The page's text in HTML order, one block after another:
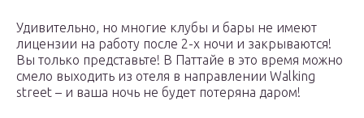
Удивительно, но многие клубы и бары не имеют
лицензии на работу после 2-х ночи и закрываются!
Вы только представьте! В Паттайе в это время можно
смело выходить из отеля в направлении Walking
street – и ваша ночь не будет потеряна даром!